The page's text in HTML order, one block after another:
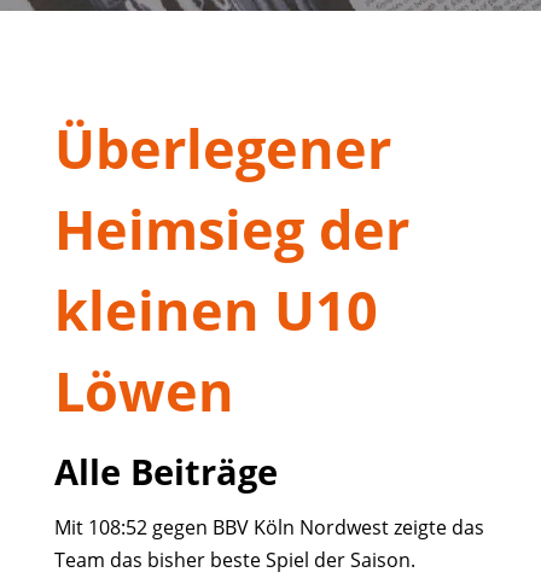
Überlegener
Heimsieg der
kleinen U10
Löwen
Alle Beiträge
Mit 108:52 gegen BBV Köln Nordwest zeigte das
Team das bisher beste Spiel der Saison.